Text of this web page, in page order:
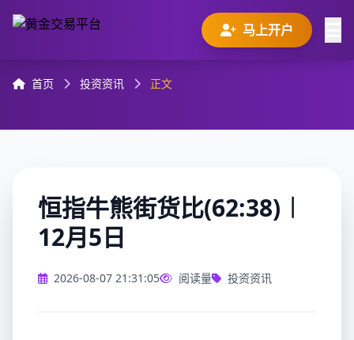
马上开户
首页 投资资讯 正文
恒指牛熊街货比(62:38)︱
12月5日
2026-08-07 21:31:05 阅读量 投资资讯